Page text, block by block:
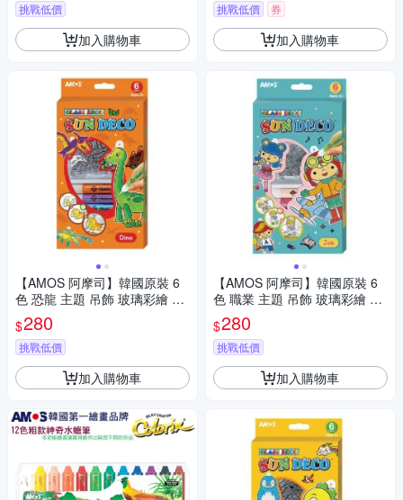
挑戰低價
加入購物車
【AMOS 阿摩司】韓國原裝 6
色 恐龍 主題 吊飾 玻璃彩繪 膠
/ 組 SD10P6-D
$280
挑戰低價
加入購物車
挑戰低價 券
加入購物車
【AMOS 阿摩司】韓國原裝 6
色 職業 主題 吊飾 玻璃彩繪 膠
/ 組SD10P6-JB
$280
挑戰低價
加入購物車